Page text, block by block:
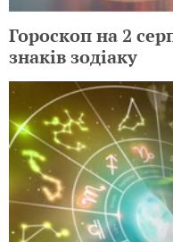
Гороскоп на 2
знаків зодіаку